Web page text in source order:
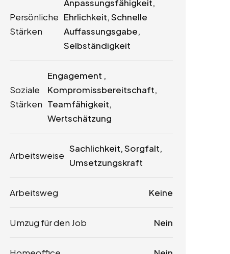
Persönliche
Stärken
Anpassungsfähigkeit,
Ehrlichkeit, Schnelle
Auffassungsgabe,
Selbständigkeit
Soziale
Stärken
Engagement ,
Kompromissbereitschaft,
Teamfähigkeit,
Wertschätzung
Arbeitsweise
Sachlichkeit, Sorgfalt,
Umsetzungskraft
Arbeitsweg Keine
Umzug für den Job Nein